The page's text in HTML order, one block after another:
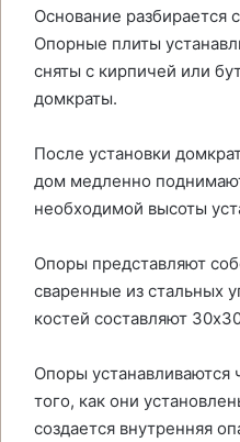
Основание разбирается
Опорные плиты
сняты с кирпичей или
домкраты.
После установки
дом медленно
необходимой высоты
Опоры представляют
сваренные из стальных
костей составляют
Опоры
того, как они
создается внутренняя